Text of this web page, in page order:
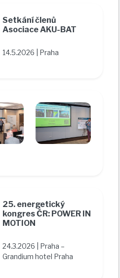
Setkání členů
Asociace AKU-BAT
14.5.2026 | Praha
25. energetický
kongres ČR: POWER IN
MOTION
24.3.2026 | Praha –
Grandium hotel Praha